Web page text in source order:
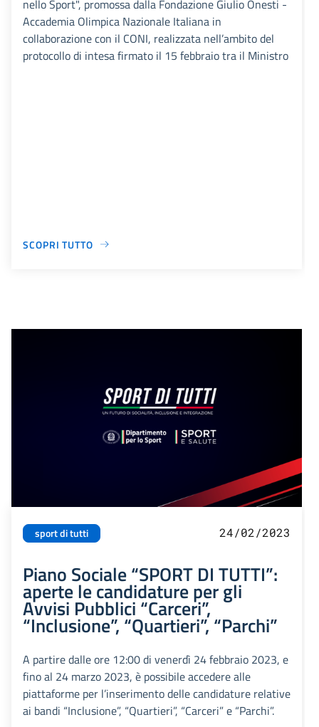
nello Sport", promossa dalla Fondazione Giulio Onesti -
Accademia Olimpica Nazionale Italiana in
collaborazione con il CONI, realizzata nell’ambito del
protocollo di intesa firmato il 15 febbraio tra il Ministro
SCOPRI TUTTO
sport di tutti 24/02/2023
Piano Sociale “SPORT DI TUTTI”:
aperte le candidature per gli
Avvisi Pubblici “Carceri”,
“Inclusione”, “Quartieri”, “Parchi”
A partire dalle ore 12:00 di venerdì 24 febbraio 2023, e
fino al 24 marzo 2023, è possibile accedere alle
piattaforme per l’inserimento delle candidature relative
ai bandi “Inclusione”, “Quartieri”, “Carceri” e “Parchi”.